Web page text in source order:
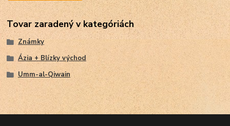
Tovar zaradený v kategóriách
Známky
Ázia + Blízky východ
Umm-al-Qiwain